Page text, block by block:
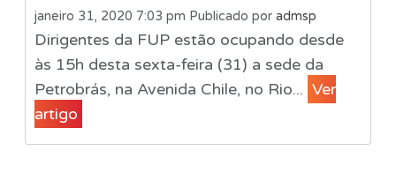
janeiro 31, 2020 7:03 pm Publicado por admsp
Dirigentes da FUP estão ocupando desde
às 15h desta sexta-feira (31) a sede da
Petrobrás, na Avenida Chile, no Rio... Ver
artigo